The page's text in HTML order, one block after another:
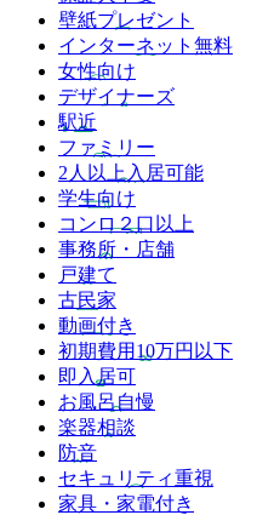
壁紙プレゼント
インターネット無料
女性向け
デザイナーズ
駅近
ファミリー
2人以上入居可能
学生向け
コンロ２口以上
事務所・店舗
戸建て
古民家
動画付き
初期費用10万円以下
即入居可
お風呂自慢
楽器相談
防音
セキュリティ重視
家具・家電付き